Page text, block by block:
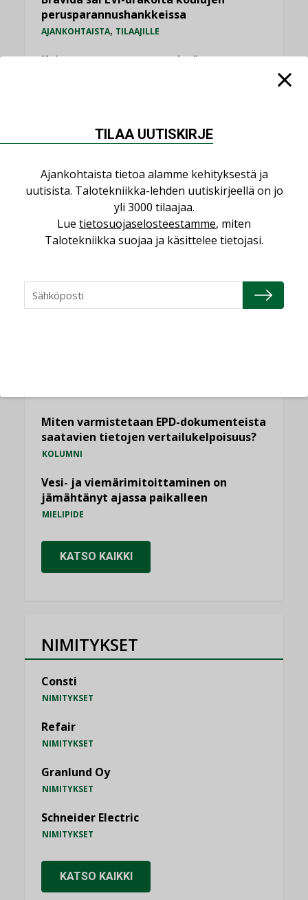
perusparannushankkeissa
AJANKOHTAISTA, TILAAJILLE
Kaivamattomat menetelmät
KATSO KAIKKI
NÄKÖKULMIA
Miten varmistetaan EPD-dokumenteista
saatavien tietojen vertailukelpoisuus?
KOLUMNI
Vesi- ja viemärimitoittaminen on
jämähtänyt ajassa paikalleen
MIELIPIDE
KATSO KAIKKI
NIMITYKSET
Consti
NIMITYKSET
Refair
NIMITYKSET
Granlund Oy
NIMITYKSET
Schneider Electric
NIMITYKSET
KATSO KAIKKI
TILAA UUTISKIRJE
Ajankohtaista tietoa alamme kehityksestä ja
uutisista. Talotekniikka-lehden uutiskirjeellä on jo
yli 3000 tilaajaa.
Lue tietosuojaselosteestamme, miten
Talotekniikka suojaa ja käsittelee tietojasi.